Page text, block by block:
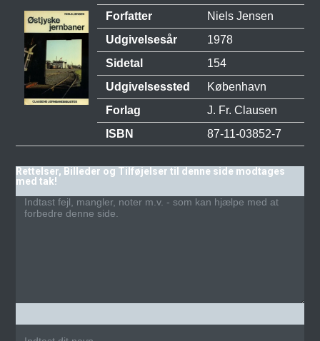
Forfatter
Niels Jensen
Udgivelsesår
1978
Sidetal
154
Udgivelsessted
København
Forlag
J. Fr. Clausen
ISBN
87-11-03852-7
Rettelser, Billeder og Tilføjelser til denne side modtages
med tak!